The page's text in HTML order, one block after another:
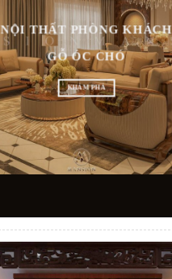
NỘI THẤT PHÒNG KHÁCH
GỖ ÓC CHÓ
KHÁM PHÁ